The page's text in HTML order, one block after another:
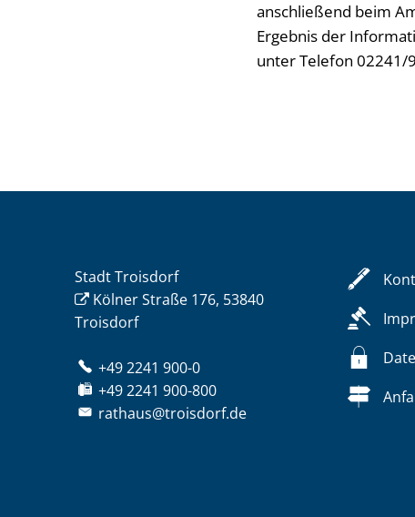
anschließend beim
Ergebnis der
unter Telefon 02241/
Stadt Troisdorf
Kölner Straße 176, 53840
Troisdorf
+49 2241 900-0
+49 2241 900-800
rathaus@troisdorf.de